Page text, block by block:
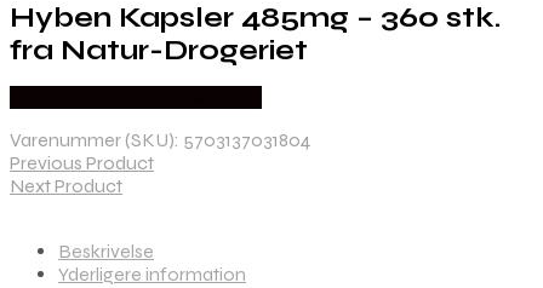
Hyben Kapsler 485mg – 360 stk.
fra Natur-Drogeriet
Varenummer (SKU): 5703137031804
Previous Product
Next Product
Beskrivelse
Yderligere information